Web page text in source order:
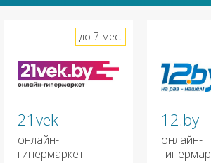
21vek
онлайн-
гипермаркет
до 7 мес.
12.by
онлайн-